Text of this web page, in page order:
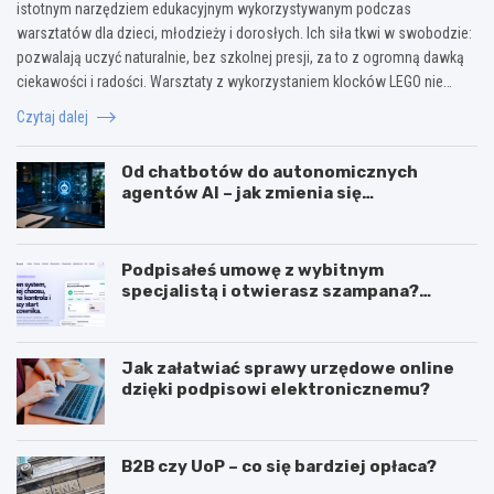
istotnym narzędziem edukacyjnym wykorzystywanym podczas
warsztatów dla dzieci, młodzieży i dorosłych. Ich siła tkwi w swobodzie:
pozwalają uczyć naturalnie, bez szkolnej presji, za to z ogromną dawką
ciekawości i radości. Warsztaty z wykorzystaniem klocków LEGO nie…
Czytaj dalej
Od chatbotów do autonomicznych
agentów AI – jak zmienia się
Podpisałeś umowę z wybitnym
specjalistą i otwierasz szampana?
Jak załatwiać sprawy urzędowe online
dzięki podpisowi elektronicznemu?
B2B czy UoP – co się bardziej opłaca?